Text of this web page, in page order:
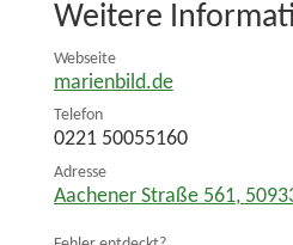
Weitere
Webseite
marienbild.de
Telefon
0221 50055160
Adresse
Aachener Straße 561,